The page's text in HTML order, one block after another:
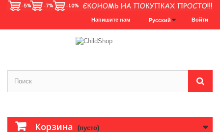
Войти
Русский
Напишите нам
Корзина (пусто)